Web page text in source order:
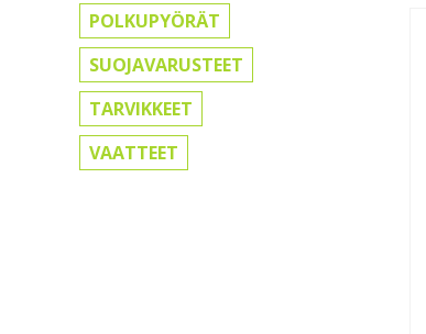
POLKUPYÖRÄT
SUOJAVARUSTEET
TARVIKKEET
VAATTEET